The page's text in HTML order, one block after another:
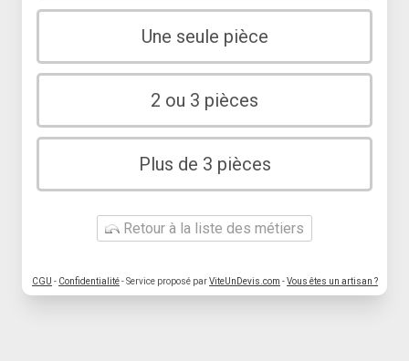
Une seule pièce
2 ou 3 pièces
Plus de 3 pièces
Retour à la liste des métiers
CGU - Confidentialité- Service proposé parViteUnDevis.com -Vous êtes un artisan ?